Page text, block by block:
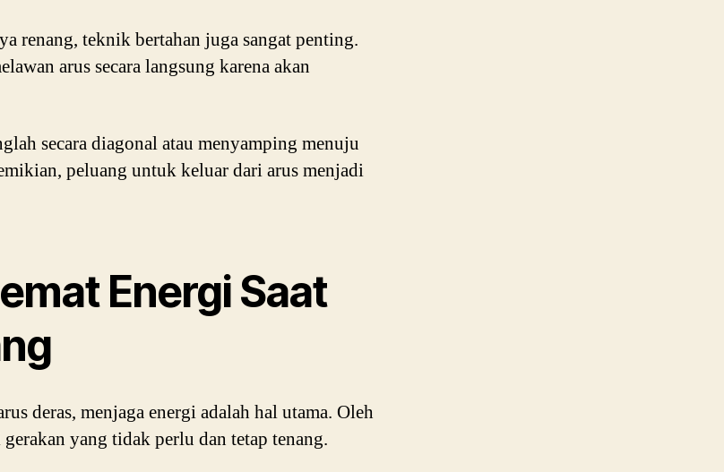
renang, teknik bertahan juga sangat penting.
arus secara langsung karena akan
secara diagonal atau menyamping menuju
peluang untuk keluar dari arus menjadi
Energi Saat
deras, menjaga energi adalah hal utama. Oleh
yang tidak perlu dan tetap tenang.